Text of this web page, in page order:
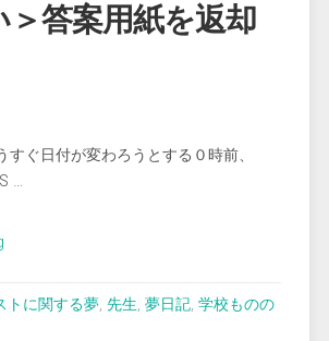
＞答案用紙を返却
すぐ日付が変わろうとする０時前、
…
“＜
トに関する夢, 先生, 夢日記, 学校ものの